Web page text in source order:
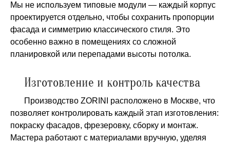
Мы не используем типовые модули — каждый корпус
проектируется отдельно, чтобы сохранить пропорции
фасада и симметрию классического стиля. Это
особенно важно в помещениях со сложной
планировкой или перепадами высоты потолка.
Изготовление и контроль качества
Производство ZORINI расположено в Москве, что
позволяет контролировать каждый этап изготовления:
покраску фасадов, фрезеровку, сборку и монтаж.
Мастера работают с материалами вручную, уделяя